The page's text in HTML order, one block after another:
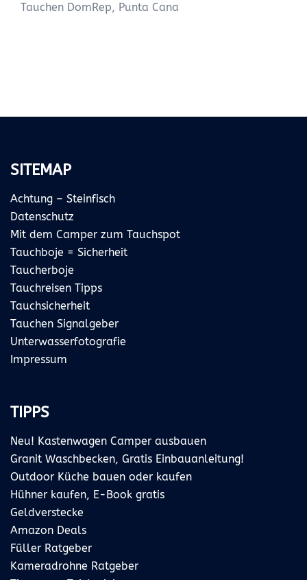
Tauchen DomRep, Punta Cana
SITEMAP
Achtung – Steinfisch
Datenschutz
Mit dem Camper zum Tauchspot
Tauchboje = Sicherheit
Taucherboje
Tauchreisen Tipps
Tauchsicherheit
Tauchen Signalgeber
Unterwasserfotografie
Impressum
TIPPS
Neu! Kastenwagen Camper ausbauen
Granit Waschbecken, Gratis Einbauanleitung!
Outdoor Küche bauen oder kaufen
Hühner kaufen, E-Book gratis
Geldverstecke
Amazon Deals
Füller Ratgeber
Kameradrohne Ratgeber